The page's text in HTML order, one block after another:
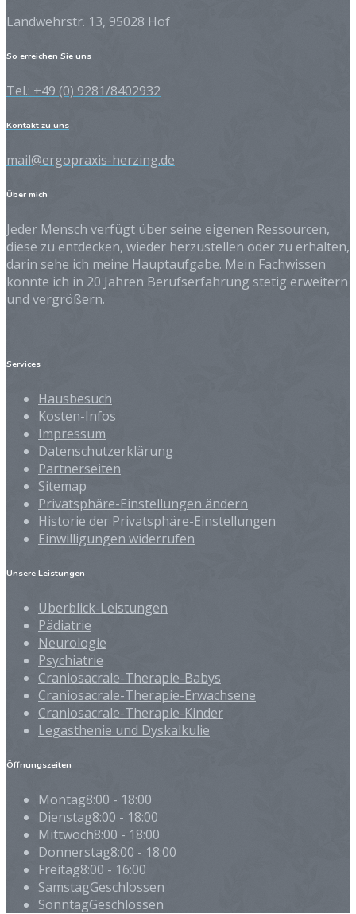
Landwehrstr. 13, 95028 Hof
So erreichen Sie uns
Tel.: +49 (0) 9281/8402932
Kontakt zu uns
mail@ergopraxis-herzing.de
Über mich
Jeder Mensch verfügt über seine eigenen Ressourcen,
diese zu entdecken, wieder herzustellen oder zu erhalten,
darin sehe ich meine Hauptaufgabe. Mein Fachwissen
konnte ich in 20 Jahren Berufserfahrung stetig erweitern
und vergrößern.
Services
Hausbesuch
Kosten-Infos
Impressum
Datenschutzerklärung
Partnerseiten
Sitemap
Privatsphäre-Einstellungen ändern
Historie der Privatsphäre-Einstellungen
Einwilligungen widerrufen
Unsere Leistungen
Überblick-Leistungen
Pädiatrie
Neurologie
Psychiatrie
Craniosacrale-Therapie-Babys
Craniosacrale-Therapie-Erwachsene
Craniosacrale-Therapie-Kinder
Legasthenie und Dyskalkulie
Öffnungszeiten
Montag8:00 - 18:00
Dienstag8:00 - 18:00
Mittwoch8:00 - 18:00
Donnerstag8:00 - 18:00
Freitag8:00 - 16:00
SamstagGeschlossen
SonntagGeschlossen